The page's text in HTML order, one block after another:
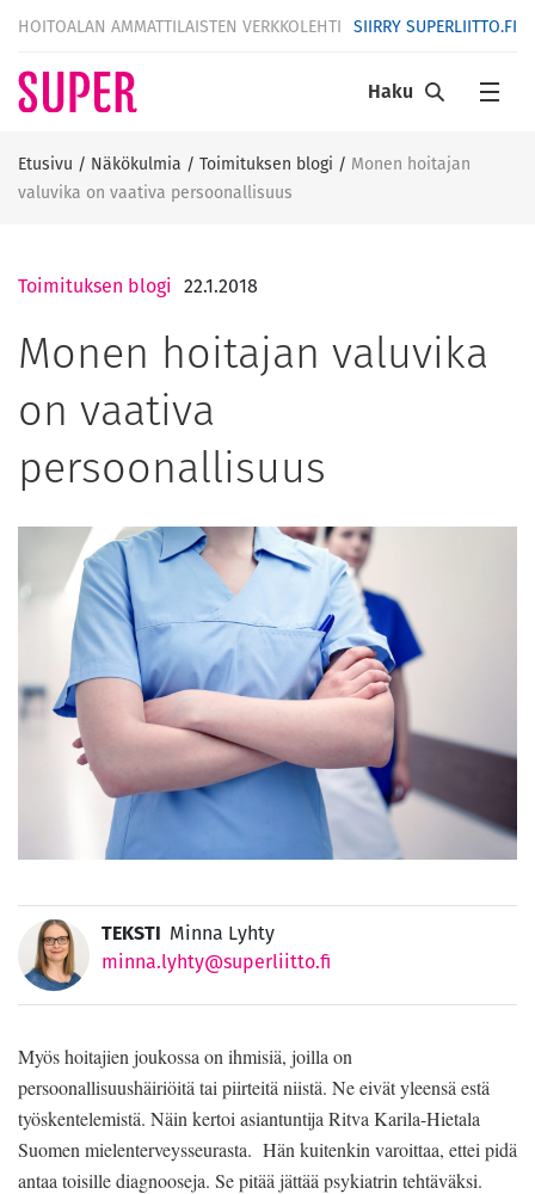
HOITOALAN AMMATTILAISTEN VERKKOLEHTI SIIRRY SUPERLIITTO.FI
Haku
Etusivu / Näkökulmia / Toimituksen blogi / Monen hoitajan
valuvika on vaativa persoonallisuus
Toimituksen blogi 22.1.2018
Monen hoitajan valuvika
on vaativa
persoonallisuus
TEKSTI Minna Lyhty
minna.lyhty@superliitto.fi
Myös hoitajien joukossa on ihmisiä, joilla on
persoonallisuushäiriöitä tai piirteitä niistä. Ne eivät yleensä estä
työskentelemistä. Näin kertoi asiantuntija Ritva Karila-Hietala
Suomen mielenterveysseurasta. Hän kuitenkin varoittaa, ettei pidä
antaa toisille diagnooseja. Se pitää jättää psykiatrin tehtäväksi.